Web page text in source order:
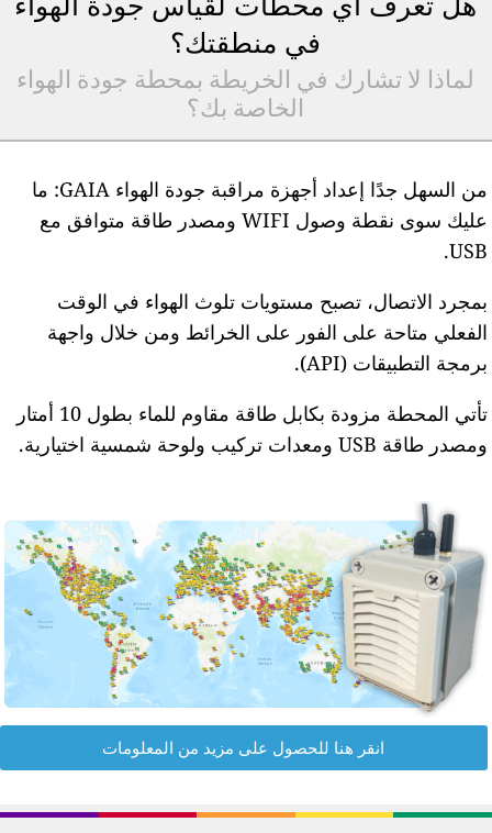
في منطقتك؟
لماذا لا تشارك في الخريطة بمحطة جودة الهواء
الخاصة بك؟
من السهل جدًا إعداد أجهزة مراقبة جودة الهواء GAIA: ما
عليك سوى نقطة وصول WIFI ومصدر طاقة متوافق مع
USB.
بمجرد الاتصال، تصبح مستويات تلوث الهواء في الوقت
الفعلي متاحة على الفور على الخرائط ومن خلال واجهة
برمجة التطبيقات (API).
تأتي المحطة مزودة بكابل طاقة مقاوم للماء بطول 10 أمتار
ومصدر طاقة USB ومعدات تركيب ولوحة شمسية اختيارية.
انقر هنا للحصول على مزيد من المعلومات